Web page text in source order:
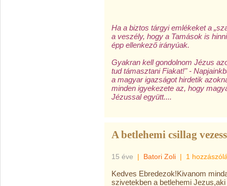
Ha a biztos tárgyi emlékeket a
a veszély, hogy a Tamások is
épp ellenkező irányúak.
Gyakran kell gondolnom Jézus
tud támasztani Fiakat!" -
a magyar igazságot hirdetik
minden igyekezete az, hogy
Jézussal együtt....
A betlehemi csillag
15 éve | Batori Zoli | 1
Kedves Ebredezok!Kivanom
szivetekben a betlehemi